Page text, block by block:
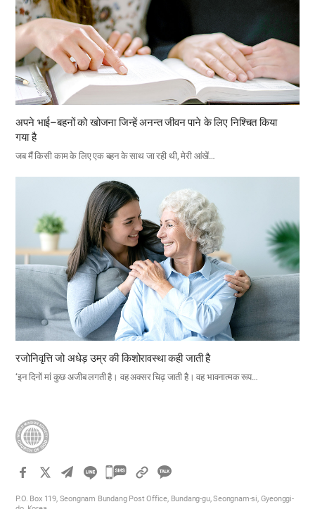
अपने भाई–बहनों को खोजना जिन्हें अनन्त जीवन पाने के लिए निश्चित किया
गया है
जब मैं किसी काम के लिए एक बहन के साथ जा रही थी, मेरी आंखें…
रजोनिवृत्ति जो अधेड़ उम्र की किशोरावस्था कही जाती है
‘इन दिनों मां कुछ अजीब लगती है। वह अक्सर चिढ़ जाती है। वह भावनात्मक रूप…
카
오
P.O. Box 119, Seongnam Bundang Post Office, Bundang-gu, Seongnam-si, Gyeonggi-